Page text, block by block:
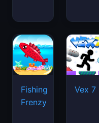
Fishing
Frenzy
Vex 7